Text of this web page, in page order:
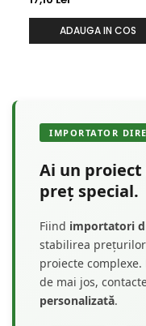
ADAUGA IN COS
IMPORTATOR
Ai un
preț special.
Fiind importatori
stabilirea
proiecte
de mai jos,
personalizată.